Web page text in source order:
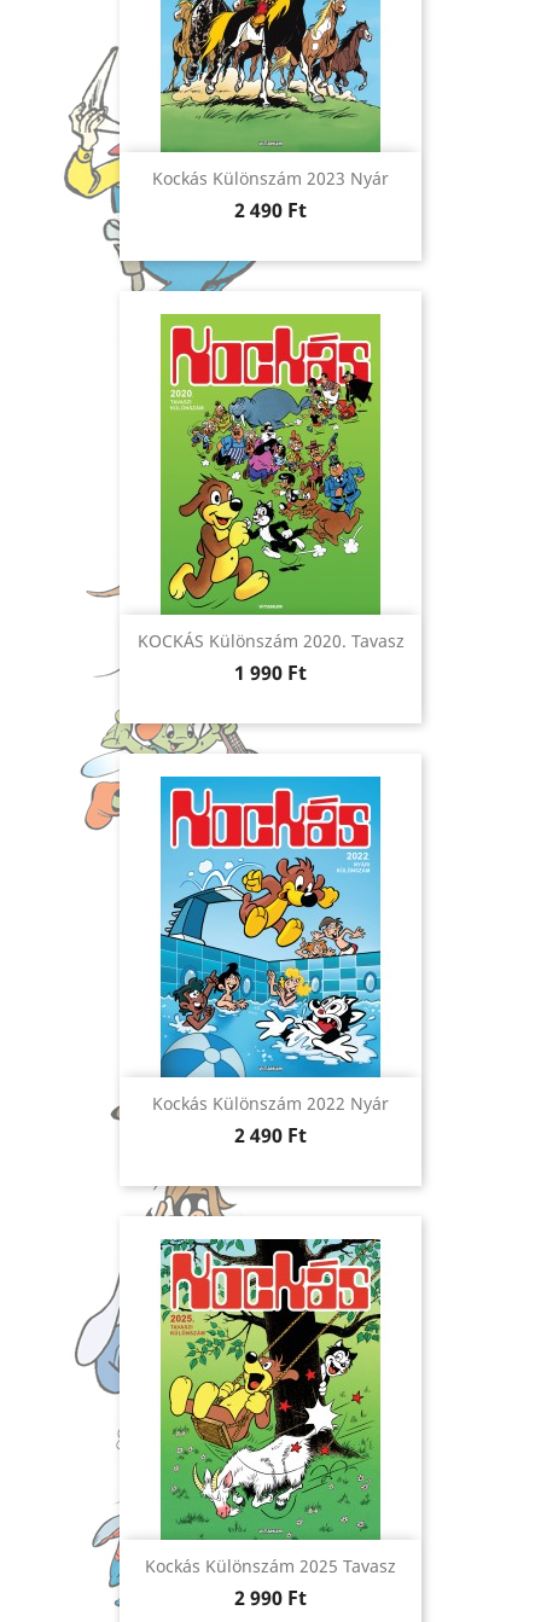
Kockás Különszám 2023 Nyár
Ár
2 490 Ft
KOCKÁS Különszám 2020. Tavasz
Ár
1 990 Ft
Kockás Különszám 2022 Nyár
Ár
2 490 Ft
Kockás Különszám 2025 Tavasz
Ár
2 990 Ft